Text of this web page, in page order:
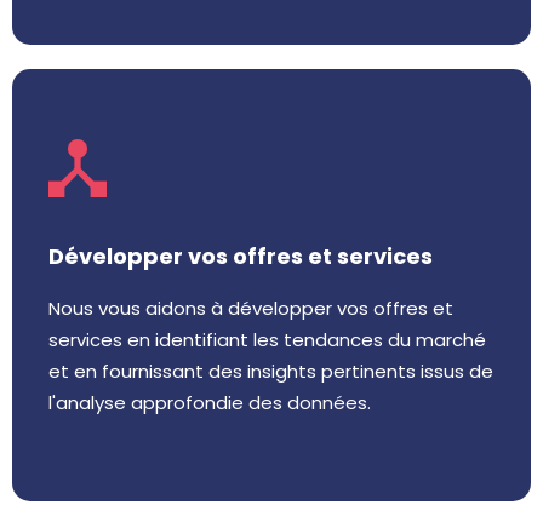
Développer vos offres et services
Nous vous aidons à développer vos offres et
services en identifiant les tendances du marché
et en fournissant des insights pertinents issus de
l'analyse approfondie des données.